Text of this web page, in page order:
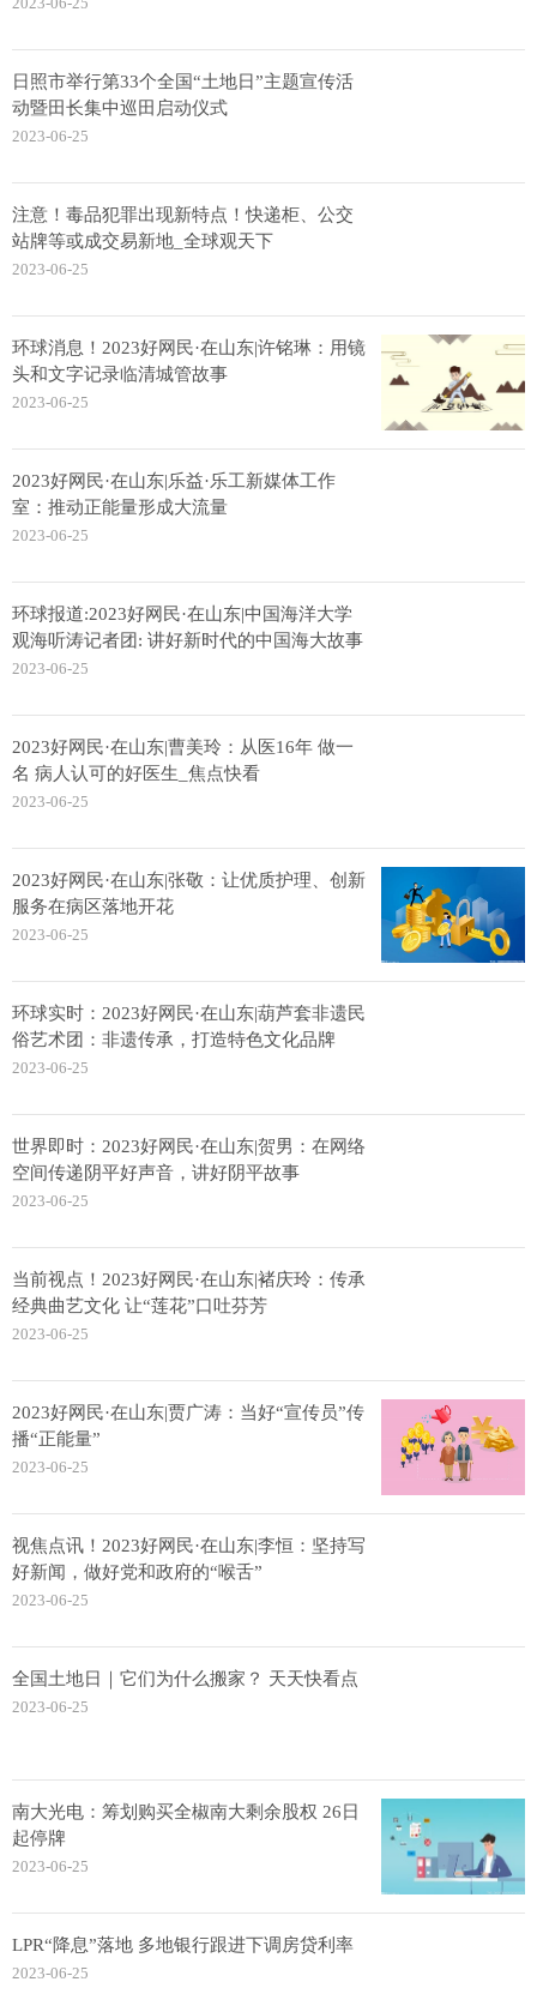
日照市举行第33个全国“土地日”主题宣传活
动暨田长集中巡田启动仪式
2023-06-25
注意！毒品犯罪出现新特点！快递柜、公交
站牌等或成交易新地_全球观天下
2023-06-25
环球消息！2023好网民·在山东|许铭琳：用镜
头和文字记录临清城管故事
2023-06-25
2023好网民·在山东|乐益·乐工新媒体工作
室：推动正能量形成大流量
2023-06-25
环球报道:2023好网民·在山东|中国海洋大学
观海听涛记者团: 讲好新时代的中国海大故事
2023-06-25
2023好网民·在山东|曹美玲：从医16年 做一
名 病人认可的好医生_焦点快看
2023-06-25
2023好网民·在山东|张敬：让优质护理、创新
服务在病区落地开花
2023-06-25
环球实时：2023好网民·在山东|葫芦套非遗民
俗艺术团：非遗传承，打造特色文化品牌
2023-06-25
世界即时：2023好网民·在山东|贺男：在网络
空间传递阴平好声音，讲好阴平故事
2023-06-25
当前视点！2023好网民·在山东|褚庆玲：传承
经典曲艺文化 让“莲花”口吐芬芳
2023-06-25
2023好网民·在山东|贾广涛：当好“宣传员”传
播“正能量”
2023-06-25
视焦点讯！2023好网民·在山东|李恒：坚持写
好新闻，做好党和政府的“喉舌”
2023-06-25
全国土地日｜它们为什么搬家？ 天天快看点
2023-06-25
南大光电：筹划购买全椒南大剩余股权 26日
起停牌
2023-06-25
LPR“降息”落地 多地银行跟进下调房贷利率
2023-06-25